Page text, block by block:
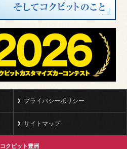
プライバシーポリシー
サイトマップ
コクピット豊洲